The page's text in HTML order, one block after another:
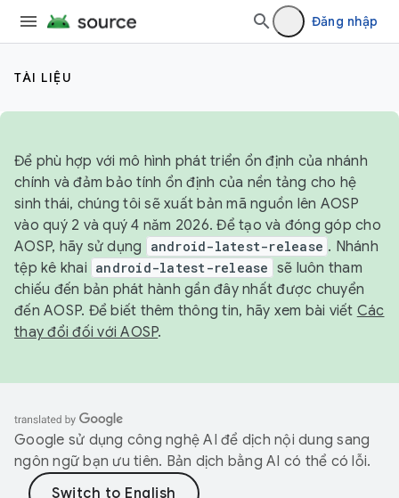
Đăng nhập
TÀI LIỆU
Để phù hợp với mô hình phát triển ổn định của nhánh
chính và đảm bảo tính ổn định của nền tảng cho hệ
sinh thái, chúng tôi sẽ xuất bản mã nguồn lên AOSP
vào quý 2 và quý 4 năm 2026. Để tạo và đóng góp cho
AOSP, hãy sử dụng
android-latest-release . Nhánh
tệp kê khai android-latest-release sẽ luôn tham
chiếu đến bản phát hành gần đây nhất được chuyển
đến AOSP. Để biết thêm thông tin, hãy xem bài viết Các
thay đổi đối với AOSP.
Google sử dụng công nghệ AI để dịch nội dung sang
ngôn ngữ bạn ưu tiên. Bản dịch bằng AI có thể có lỗi.